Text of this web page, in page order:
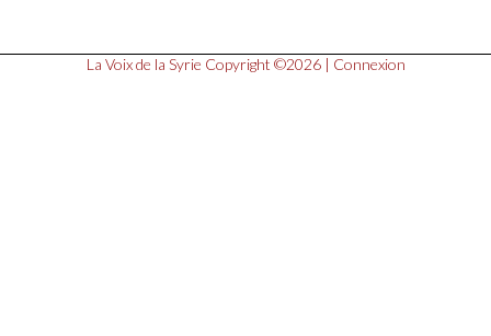
La Voix de la Syrie Copyright ©2026 | Connexion